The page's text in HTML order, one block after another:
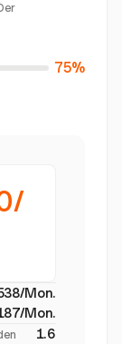
75%
Mon.
Mon.
1.6